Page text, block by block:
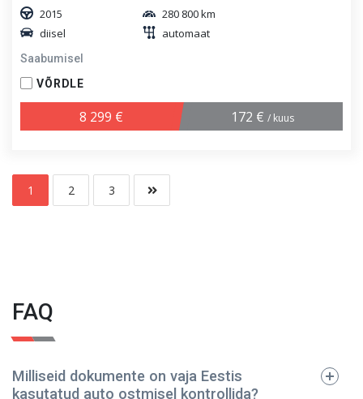
2015
280 800 km
diisel
automaat
Saabumisel
VÕRDLE
8 299 € 172 € / kuus
1 2 3
FAQ
Milliseid dokumente on vaja Eestis
kasutatud auto ostmisel kontrollida?